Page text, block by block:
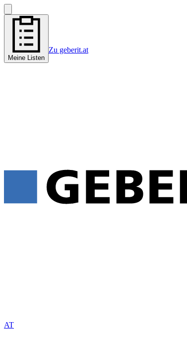
Meine Listen
Zu geberit.at
AT